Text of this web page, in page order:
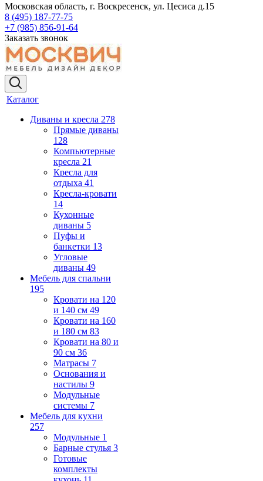
Московская область, г. Воскресенск, ул. Цесиса д.15
8 (495) 187-77-75
+7 (985) 856-91-64
Заказать звонок
Каталог
Диваны и кресла 278
Прямые диваны
128
Компьютерные
кресла 21
Кресла для
отдыха 41
Кресла-кровати
14
Кухонные
диваны 5
Пуфы и
банкетки 13
Угловые
диваны 49
Мебель для спальни
195
Кровати на 120
и 140 см 49
Кровати на 160
и 180 см 83
Кровати на 80 и
90 см 36
Матрасы 7
Основания и
настилы 9
Модульные
системы 7
Мебель для кухни
257
Модульные 1
Барные стулья 3
Готовые
комплекты